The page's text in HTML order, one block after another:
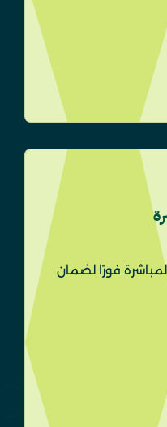
فورًا لضمان